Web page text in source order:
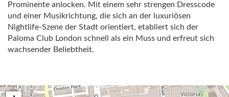
Prominente anlocken. Mit einem sehr strengen Dresscode
und einer Musikrichtung, die sich an der luxuriösen
Nightlife-Szene der Stadt orientiert, etabliert sich der
Paloma Club London schnell als ein Muss und erfreut sich
wachsender Beliebtheit.